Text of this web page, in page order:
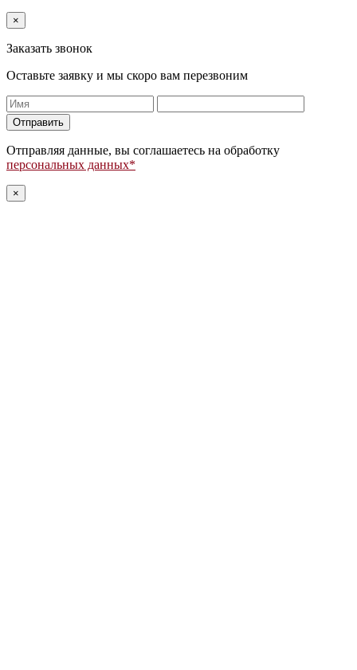
×
Заказать звонок
Оставьте заявку и мы скоро вам перезвоним
Оставьте
это
поле
пустым.
Отправляя данные, вы соглашаетесь на обработку
персональных данных*
×